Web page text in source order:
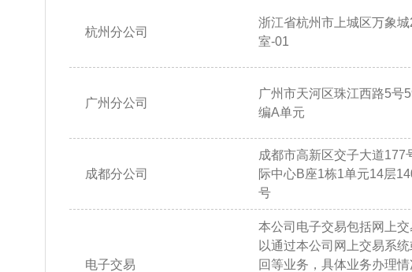
杭州分公司
浙江省杭州市上城区万象
室-01
广州分公司
广州市天河区珠江西路5号
编A单元
成都分公司
成都市高新区交子大道177
际中心B座1栋1单元14层
号
电子交易
本公司电子交易包括网上
以通过本公司网上交易系
回等业务，具体业务办理